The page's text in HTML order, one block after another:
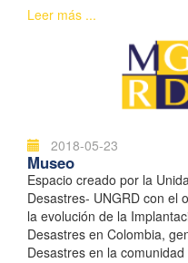
Leer más ...
2018-05-23
Museo
Espacio creado por la
Desastres- UNGRD con el
la evolución de la
Desastres en Colombia,
Desastres en la